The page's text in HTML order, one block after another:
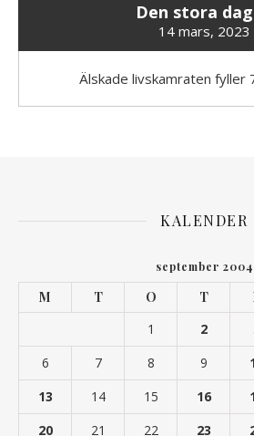
Den stora
14 mars, 2023
Älskade livskamraten fyller
KALENDER
september 2004
M T O T
1
2
6
7 8 9
13
14 15 16
20
21 22 23